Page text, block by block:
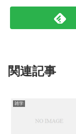
関連記事
雑学